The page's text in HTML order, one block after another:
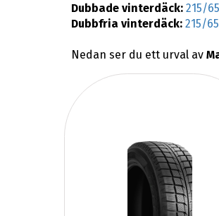
Dubbade vinterdäck: 215/
Dubbfria vinterdäck: 215/
Nedan ser du ett urval av